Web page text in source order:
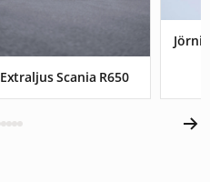
Extraljus Scania R650